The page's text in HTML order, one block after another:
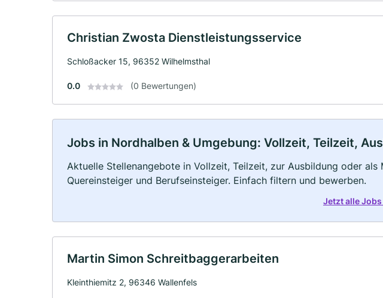
Christian Zwosta Dienstleistungsservice
Schloßacker 15, 96352 Wilhelmsthal
0.0 (0 Bewertungen)
Jobs in Nordhalben & Umgebung: Vollzeit, Teilzeit,
Aktuelle Stellenangebote in Vollzeit, Teilzeit, zur Ausbildung oder als
Quereinsteiger und Berufseinsteiger. Einfach filtern und bewerben.
Jetzt alle
Martin Simon Schreitbaggerarbeiten
Kleinthiemitz 2, 96346 Wallenfels